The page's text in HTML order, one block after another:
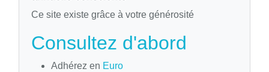
Ce site existe grâce à votre générosité
Consultez d'abord
Adhérez en Euro